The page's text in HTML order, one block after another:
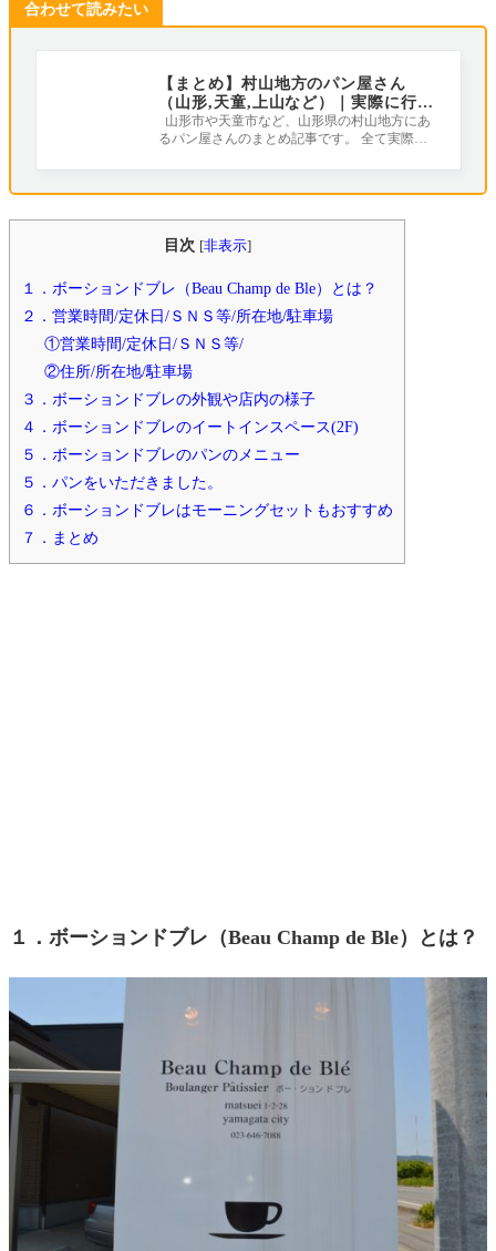
合わせて読みたい
【まとめ】村山地方のパン屋さん
（山形,天童,上山など）｜実際に行っ
てみました
山形市や天童市など、山形県の村山地方にあ
るパン屋さんのまとめ記事です。 全て実際に
目次 [非表示]
１．ボーションドブレ（Beau Champ de Ble）とは？
２．営業時間/定休日/ＳＮＳ等/所在地/駐車場
①営業時間/定休日/ＳＮＳ等/
②住所/所在地/駐車場
３．ボーションドブレの外観や店内の様子
４．ボーションドブレのイートインスペース(2F)
５．ボーションドブレのパンのメニュー
５．パンをいただきました。
６．ボーションドブレはモーニングセットもおすすめ
７．まとめ
１．ボーションドブレ（Beau Champ de Ble）とは？